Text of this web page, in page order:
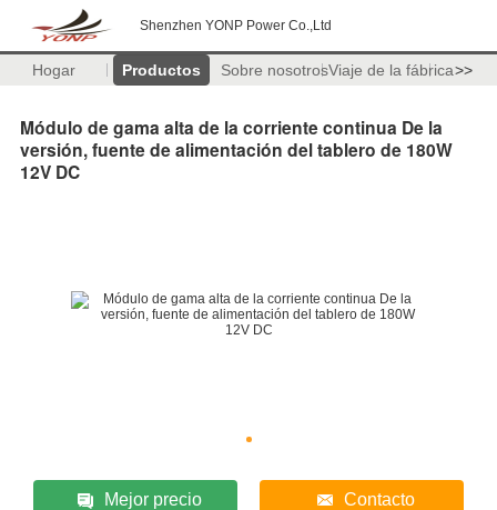
Shenzhen YONP Power Co.,Ltd
Hogar Productos Sobre nosotrosViaje de la fábrica>>
Módulo de gama alta de la corriente continua De la
versión, fuente de alimentación del tablero de 180W
12V DC
Mejor precio Contacto